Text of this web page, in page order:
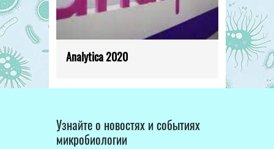
Analytica 2020
Узнайте о новостях и событиях
микробиологии